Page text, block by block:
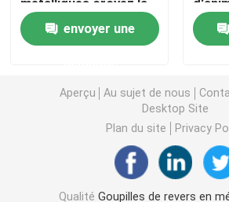
insigne de goupille de revers
Corrections brodées de tissu
Agrafe de lien de chemise
promesse épingle de
cheminéeenvoyer une
doux
Aperçu Au sujet de nous
Desktop Site
Plan du site
Privacy
Qualité Goupilles de revers en